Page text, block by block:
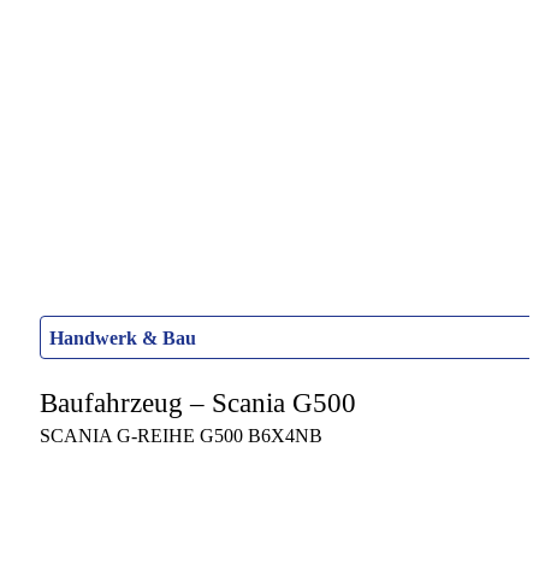
Handwerk & Bau
Baufahrzeug – Scania G500
SCANIA G-REIHE G500 B6X4NB